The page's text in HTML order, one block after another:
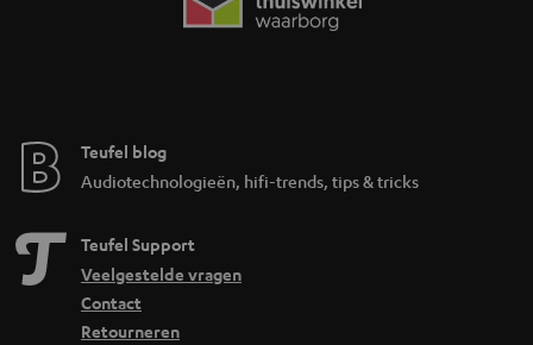
Teufel blog
Audiotechnologieën, hifi-trends, tips & tricks
Teufel Support
Veelgestelde vragen
Contact
Retourneren